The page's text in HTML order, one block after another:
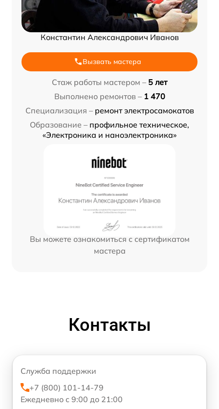
Константин Александрович Иванов
Вызвать мастера
Стаж работы мастером – 5 лет
Выполнено ремонтов – 1 470
Специализация – ремонт электросамокатов
Образование – профильное техническое,
«Электроника и наноэлектроника»
Вы можете ознакомиться с сертификатом
мастера
Контакты
Служба поддержки
+7 (800) 101-14-79
Ежедневно с 9:00 до 21:00